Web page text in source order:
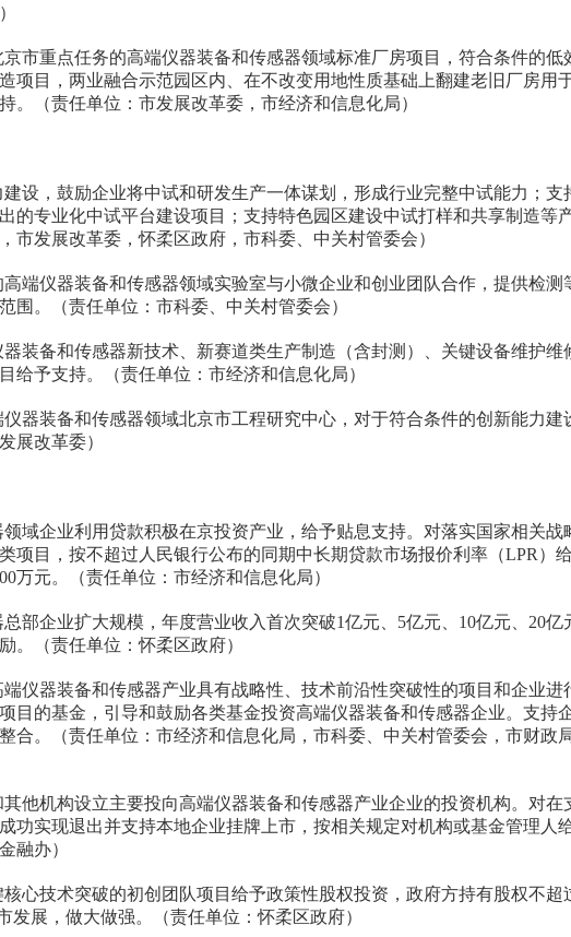
重点任务的高端仪器装备和传感器领域标准厂房项目，符合条件的低
项目，两业融合示范园区内、在不改变用地性质基础上翻建老旧厂房用
。（责任单位：市发展改革委，市经济和信息化局）
，鼓励企业将中试和研发生产一体谋划，形成行业完整中试能力；支
的专业化中试平台建设项目；支持特色园区建设中试打样和共享制造等
市发展改革委，怀柔区政府，市科委、中关村管委会）
仪器装备和传感器领域实验室与小微企业和创业团队合作，提供检测
围。（责任单位：市科委、中关村管委会）
备和传感器新技术、新赛道类生产制造（含封测）、关键设备维护维
给予支持。（责任单位：市经济和信息化局）
装备和传感器领域北京市工程研究中心，对于符合条件的创新能力建
展改革委）
企业利用贷款积极在京投资产业，给予贴息支持。对落实国家相关战
项目，按不超过人民银行公布的同期中长期贷款市场报价利率（LPR）
万元。（责任单位：市经济和信息化局）
企业扩大规模，年度营业收入首次突破1亿元、5亿元、10亿元、20亿
。（责任单位：怀柔区政府）
器装备和传感器产业具有战略性、技术前沿性突破性的项目和企业进
目的基金，引导和鼓励各类基金投资高端仪器装备和传感器企业。支持
合。（责任单位：市经济和信息化局，市科委、中关村管委会，市财政
机构设立主要投向高端仪器装备和传感器产业企业的投资机构。对在
功实现退出并支持本地企业挂牌上市，按相关规定对机构或基金管理人
融办）
技术突破的初创团队项目给予政策性股权投资，政府方持有股权不超
发展，做大做强。（责任单位：怀柔区政府）